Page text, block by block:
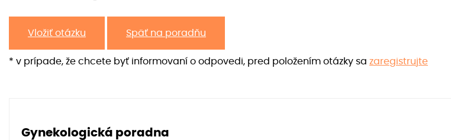
Vložiť otázku Späť na poradňu
* v prípade, že chcete byť informovaní o odpovedi, pred položením otázky sa zaregistrujte
Gynekologická poradna